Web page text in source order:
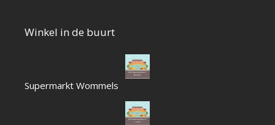
Winkel in de buurt
Supermarkt Wommels